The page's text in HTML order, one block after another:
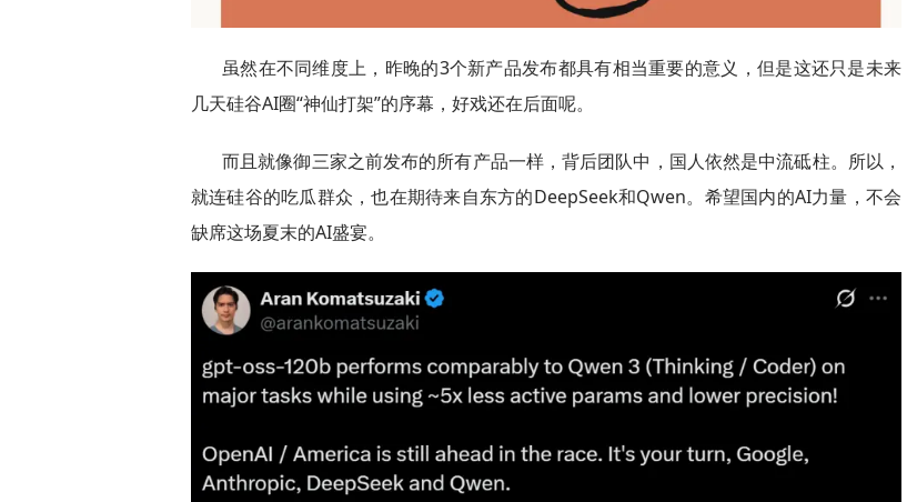
虽然在不同维度上，昨晚的3个新产品发布都具有相当重要的意义，但是这还只是未来
几天硅谷AI圈“神仙打架”的序幕，好戏还在后面呢。
而且就像御三家之前发布的所有产品一样，背后团队中，国人依然是中流砥柱。所以，
就连硅谷的吃瓜群众，也在期待来自东方的DeepSeek和Qwen。希望国内的AI力量，不会
缺席这场夏末的AI盛宴。